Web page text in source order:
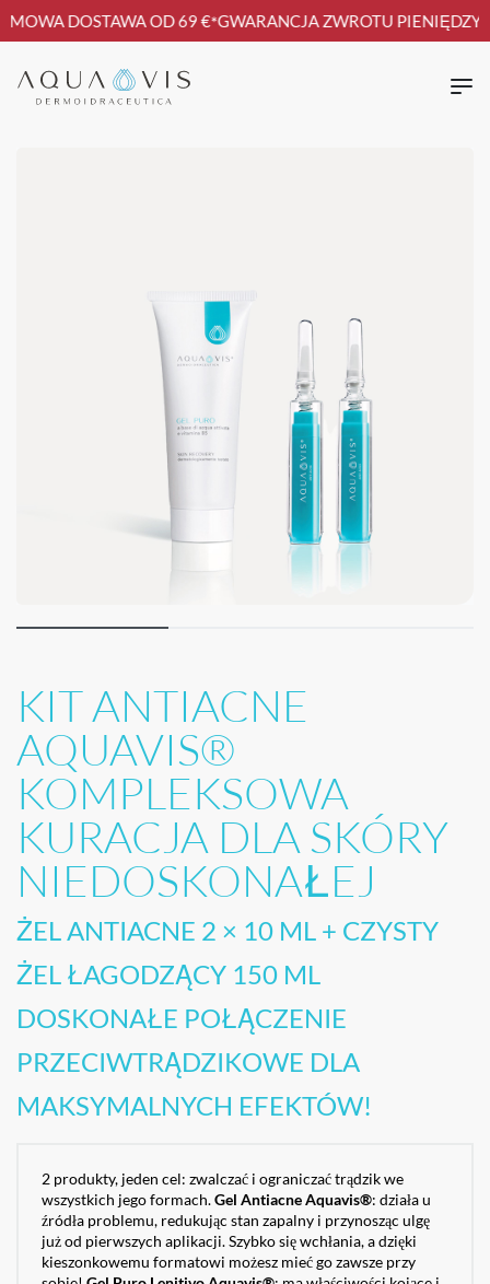
DOSTAWA OD 69 €*GWARANCJA ZWROTU PIENIĘDZY*
KIT ANTIACNE
AQUAVIS®
KOMPLEKSOWA
KURACJA DLA SKÓRY
NIEDOSKONAŁEJ
ŻEL ANTIACNE 2 × 10 ML + CZYSTY
ŻEL ŁAGODZĄCY 150 ML
DOSKONAŁE POŁĄCZENIE
PRZECIWTRĄDZIKOWE DLA
MAKSYMALNYCH EFEKTÓW!
2 produkty, jeden cel: zwalczać i ograniczać trądzik we
wszystkich jego formach.Gel Antiacne Aquavis®: działa u
źródła problemu, redukując stan zapalny i przynosząc ulgę
już od pierwszych aplikacji. Szybko się wchłania, a dzięki
kieszonkowemu formatowi możesz mieć go zawsze przy